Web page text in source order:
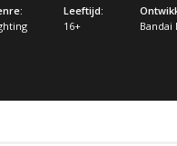
Leeftijd:
16+
Bandai